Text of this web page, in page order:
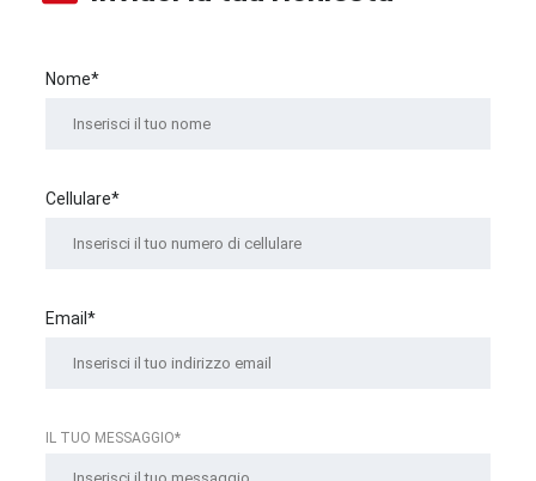
Nome*
Cellulare*
Email*
IL TUO MESSAGGIO*